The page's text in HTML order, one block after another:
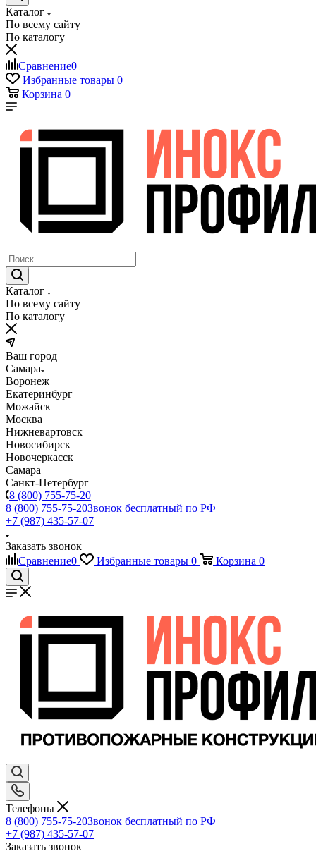
Каталог
По всему сайту
По каталогу
Сравнение0
Избранные товары 0
Корзина 0
Каталог
По всему сайту
По каталогу
Ваш город
Самара
Воронеж
Екатеринбург
Можайск
Москва
Нижневартовск
Новосибирск
Новочеркасск
Самара
Санкт-Петербург
8 (800) 755-75-20
8 (800) 755-75-20Звонок бесплатный по РФ
+7 (987) 435-57-07
Заказать звонок
Сравнение0 Избранные товары 0 Корзина 0
Телефоны
8 (800) 755-75-20Звонок бесплатный по РФ
+7 (987) 435-57-07
Заказать звонок